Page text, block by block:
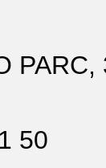
50